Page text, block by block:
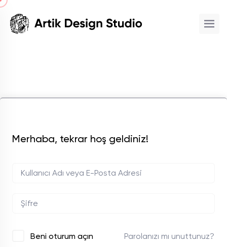
Merhaba, tekrar hoş geldiniz!
Beni oturum açın Parolanızı mı unuttunuz?